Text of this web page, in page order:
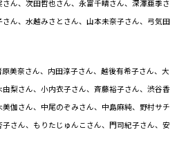
ん、次田哲也さん、永富千晴さん、深澤亜季さ
ん、水越みさとさん、山本未奈子さん、弓気田
美奈さん、内田淳子さん、越後有希子さん、大
梨さん、小内衣子さん、斉藤裕子さん、渋谷香
伽さん、中尾のぞみさん、中島麻純、野村サチ
さん、もりたじゅんこさん、門司紀子さん、安